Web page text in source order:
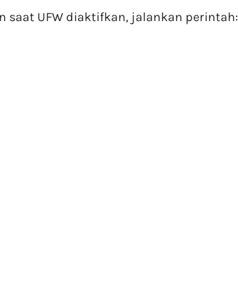
saat UFW diaktifkan, jalankan perintah: